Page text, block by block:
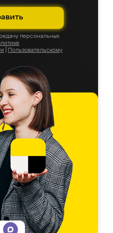
персональных
Пользовательскому